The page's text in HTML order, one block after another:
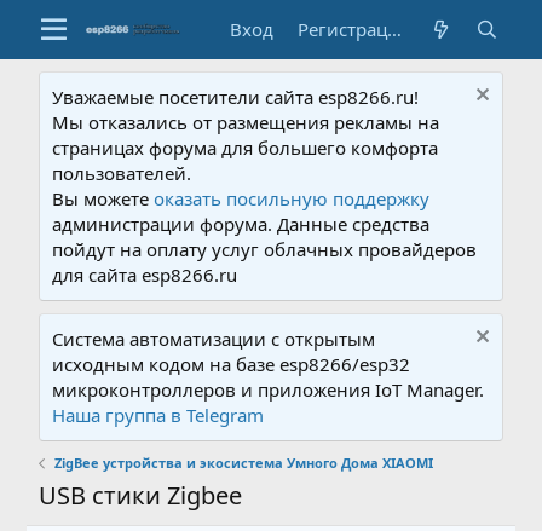
Вход Регистрация
Уважаемые посетители сайта esp8266.ru!
Мы отказались от размещения рекламы на
страницах форума для большего комфорта
пользователей.
Вы можетеоказать посильную поддержку
администрации форума. Данные средства
пойдут на оплату услуг облачных провайдеров
для сайта esp8266.ru
Система автоматизации с открытым
исходным кодом на базе esp8266/esp32
микроконтроллеров и приложения IoT Manager.
Наша группа в Telegram
ZigBee устройства и экосистема Умного Дома XIAOMI
USB стики Zigbee